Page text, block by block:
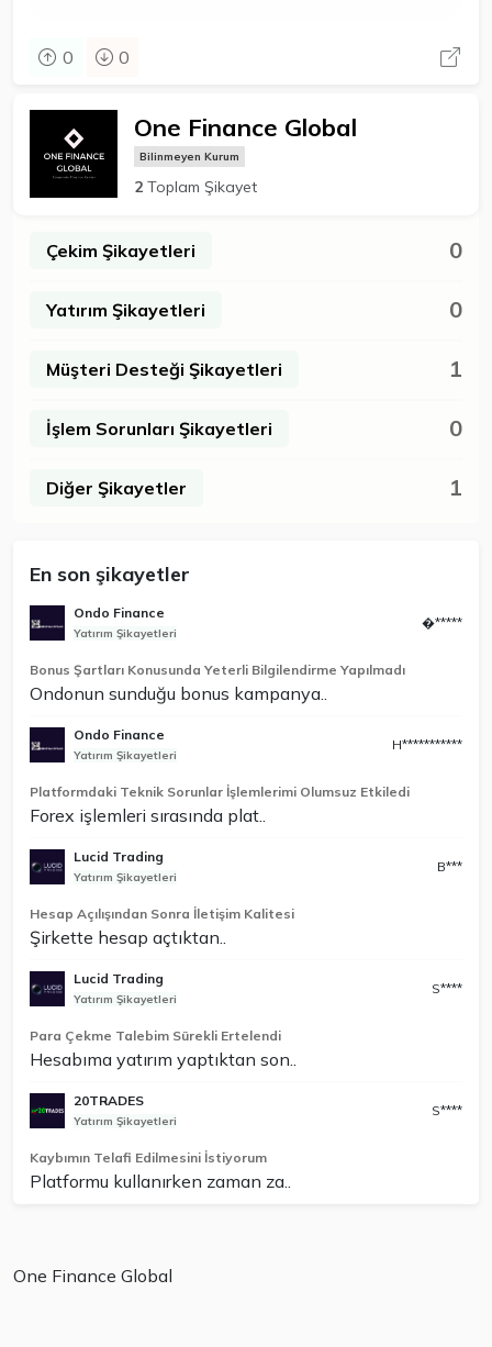
0 0
One Finance Global
Bilinmeyen Kurum
2 Toplam Şikayet
Çekim Şikayetleri 0
Yatırım Şikayetleri 0
Müşteri Desteği Şikayetleri 1
İşlem Sorunları Şikayetleri 0
Diğer Şikayetler 1
En son şikayetler
Ondo Finance
Yatırım Şikayetleri
�*****
Bonus Şartları Konusunda Yeterli Bilgilendirme Yapılmadı
Ondonun sunduğu bonus kampanya..
Ondo Finance
Yatırım Şikayetleri
H***********
Platformdaki Teknik Sorunlar İşlemlerimi Olumsuz Etkiledi
Forex işlemleri sırasında plat..
Lucid Trading
Yatırım Şikayetleri
B***
Hesap Açılışından Sonra İletişim Kalitesi
Şirkette hesap açtıktan..
Lucid Trading
Yatırım Şikayetleri
S****
Para Çekme Talebim Sürekli Ertelendi
Hesabıma yatırım yaptıktan son..
20TRADES
Yatırım Şikayetleri
S****
Kaybımın Telafi Edilmesini İstiyorum
Platformu kullanırken zaman za..
One Finance Global